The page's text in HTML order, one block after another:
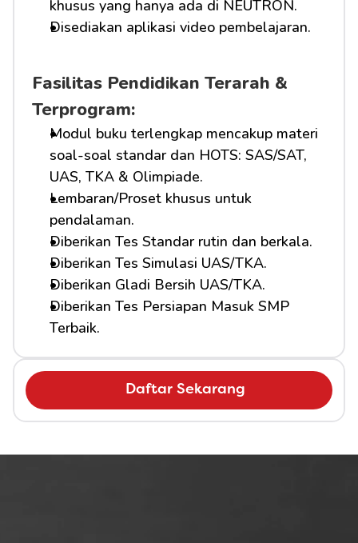
Daftar Sekarang
khusus yang hanya ada di NEUTRON.
Disediakan aplikasi video pembelajaran.
Fasilitas Pendidikan Terarah &
Terprogram:
Modul buku terlengkap mencakup materi
soal-soal standar dan HOTS: SAS/SAT,
UAS, TKA & Olimpiade.
Lembaran/Proset khusus untuk
pendalaman.
Diberikan Tes Standar rutin dan berkala.
Diberikan Tes Simulasi UAS/TKA.
Diberikan Gladi Bersih UAS/TKA.
Diberikan Tes Persiapan Masuk SMP
Terbaik.